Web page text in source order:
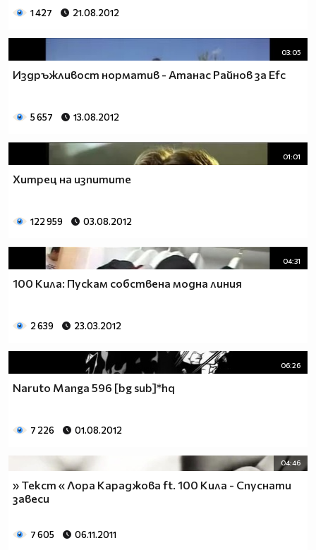
1 427 21.08.2012
03:05
Издръжливост норматив - Атанас Райнов за Efc
5 657 13.08.2012
01:01
Хитрец на изпитите
122 959 03.08.2012
04:31
100 Кила: Пускам собствена модна линия
2 639 23.03.2012
06:26
Naruto Manga 596 [bg sub]*hq
7 226 01.08.2012
04:46
» Текст « Лора Караджова ft. 100 Кила - Спуснати
завеси
7 605 06.11.2011